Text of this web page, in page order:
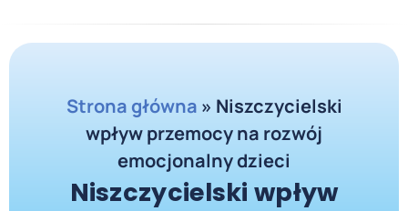
Strona główna » Niszczycielski
wpływ przemocy na rozwój
emocjonalny dzieci
Niszczycielski wpływ